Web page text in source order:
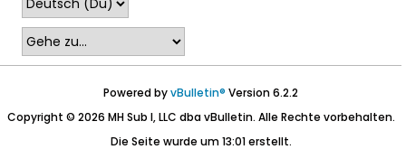
Powered byvBulletin® Version 6.2.2
Copyright © 2026 MH Sub I, LLC dba vBulletin. Alle Rechte vorbehalten.
Die Seite wurde um 13:01 erstellt.